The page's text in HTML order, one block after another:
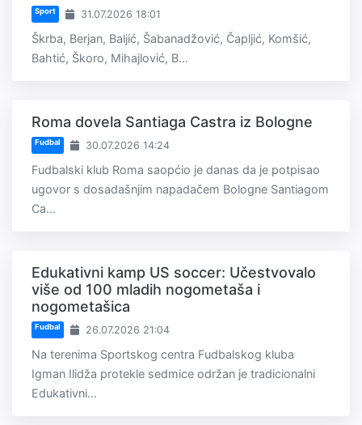
Sport 31.07.2026 18:01
Škrba, Berjan, Baljić, Šabanadžović, Čapljić, Komšić,
Bahtić, Škoro, Mihajlović, B...
Roma dovela Santiaga Castra iz Bologne
Fudbal 30.07.2026 14:24
Fudbalski klub Roma saopćio je danas da je potpisao
ugovor s dosadašnjim napadačem Bologne Santiagom
Ca...
Edukativni kamp US soccer: Učestvovalo
više od 100 mladih nogometaša i
nogometašica
Fudbal 26.07.2026 21:04
Na terenima Sportskog centra Fudbalskog kluba
Igman Ilidža protekle sedmice održan je tradicionalni
Edukativni...